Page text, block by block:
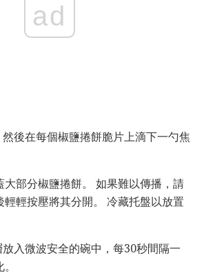
ad
後在每個椒鹽捲餅脆片上滴下一勺焦
大部分椒鹽捲餅。 如果難以傳播，請
輕輕按壓將其分開。 冷藏托盤以放置
入微波安全的碗中，每30秒間隔一